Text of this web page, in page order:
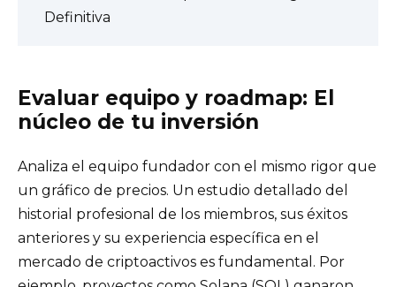
Definitiva
Evaluar equipo y roadmap: El
núcleo de tu inversión
Analiza el equipo fundador con el mismo rigor que
un gráfico de precios. Un estudio detallado del
historial profesional de los miembros, sus éxitos
anteriores y su experiencia específica en el
mercado de criptoactivos es fundamental. Por